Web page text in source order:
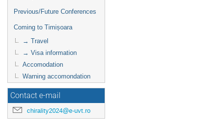
Previous/Future Conferences
Coming to Timișoara
→ Travel
→ Visa information
Accomodation
Warning accomondation
Contact e-mail
chirality2024@e-uvt.ro